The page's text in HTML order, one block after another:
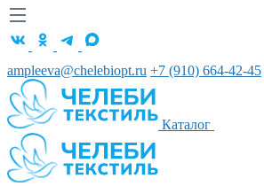
ampleeva@chelebiopt.ru +7 (910) 664-42-45
Каталог